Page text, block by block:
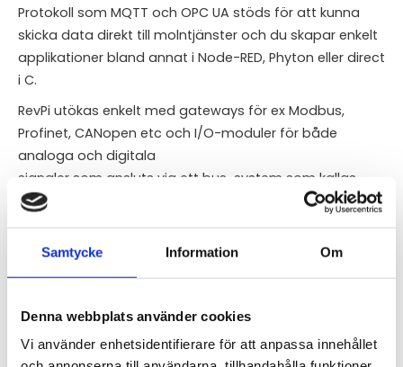
Samtycke Information Om
Denna webbplats använder cookies
Vi använder enhetsidentifierare för att anpassa innehållet
Protokoll som MQTT och OPC UA stöds för att kunna
skicka data direkt till molntjänster och du skapar enkelt
applikationer bland annat i Node-RED, Phyton eller direct
i C.
RevPi utökas enkelt med gateways för ex Modbus,
Profinet, CANopen etc och I/O-moduler för både
analoga och digitala
signaler som ansluts via ett bus-system som kallas
PiBridge.
Specifications
STÄLL EN FRÅGA OM PRODUKTEN